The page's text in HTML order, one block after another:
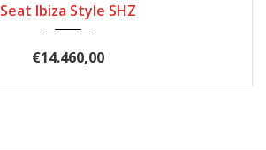
Seat Ibiza Style SHZ
€14.460,00